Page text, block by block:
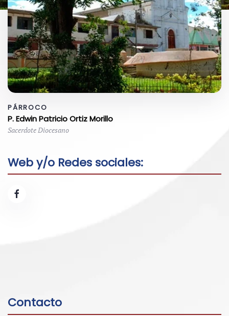
PÁRROCO
P. Edwin Patricio Ortiz Morillo
Sacerdote Diocesano
Web y/o Redes sociales:
Contacto